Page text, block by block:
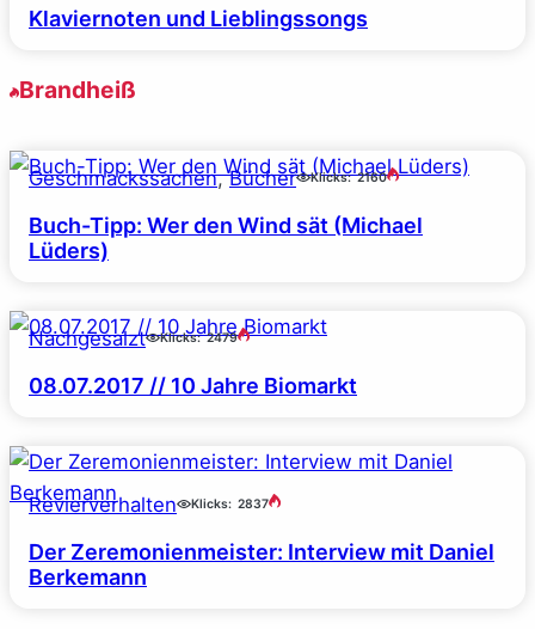
Klaviernoten und Lieblingssongs
Brandheiß
Geschmackssachen, Bücher Klicks: 2160
Buch-Tipp: Wer den Wind sät (Michael
Lüders)
Nachgesalzt Klicks: 2479
08.07.2017 // 10 Jahre Biomarkt
Revierverhalten Klicks: 2837
Der Zeremonienmeister: Interview mit Daniel
Berkemann